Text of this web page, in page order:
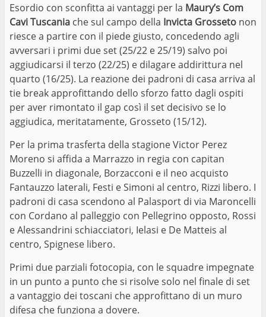
Esordio con sconfitta ai vantaggi per la Maury’s Com
Cavi Tuscania che sul campo della Invicta Grosseto non
riesce a partire con il piede giusto, concedendo agli
avversari i primi due set (25/22 e 25/19) salvo poi
aggiudicarsi il terzo (22/25) e dilagare addirittura nel
quarto (16/25). La reazione dei padroni di casa arriva al
tie break approfittando dello sforzo fatto dagli ospiti
per aver rimontato il gap così il set decisivo se lo
aggiudica, meritatamente, Grosseto (15/12).
Per la prima trasferta della stagione Victor Perez
Moreno si affida a Marrazzo in regia con capitan
Buzzelli in diagonale, Borzacconi e il neo acquisto
Fantauzzo laterali, Festi e Simoni al centro, Rizzi libero. I
padroni di casa scendono al Palasport di via Maroncelli
con Cordano al palleggio con Pellegrino opposto, Rossi
e Alessandrini schiacciatori, Ielasi e De Matteis al
centro, Spignese libero.
Primi due parziali fotocopia, con le squadre impegnate
in un punto a punto che si risolve solo nel finale di set
a vantaggio dei toscani che approfittano di un muro
difesa che funziona a dovere.